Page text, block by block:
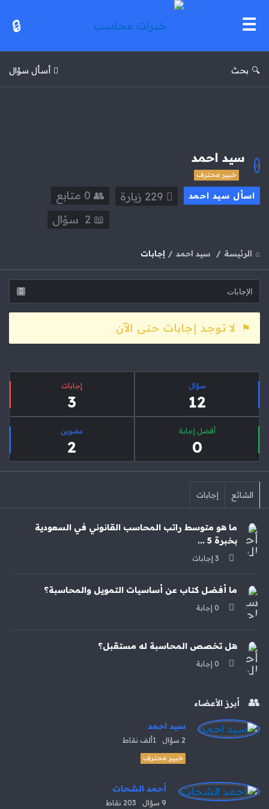
خبرات
محاسب
بحث أسأل سؤال
سيد احمد
خبير محترف
اسأل سيد احمد 229 زيارة 0 ‫متابع
2 سؤال
الرئيسة / سيد احمد / إجابات
لا توجد إجابات حتى الآن
القائمة
الجانبية
إحصائيات سؤال
12
‫إجابات
3
أفضل إجابة
0
عضوين
2
الشائع إجابات
ما هو متوسط راتب المحاسب القانوني في السعودية
بخبرة 5 ...
‫3 إجابات
ما أفضل كتاب عن أساسيات التمويل والمحاسبة؟
‫0 إجابة
هل تخصص المحاسبة له مستقبل؟
‫0 إجابة
أبرز الأعضاء
سيد احمد
2 سؤال 1ألف نقاط
خبير محترف
أحمد الشحات
9 سؤال 203 نقاط